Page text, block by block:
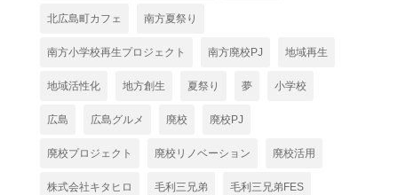
北広島町カフェ 南方夏祭り
南方小学校再生プロジェクト 南方廃校PJ 地域再生
地域活性化 地方創生 夏祭り 夢 小学校
広島 広島グルメ 廃校 廃校PJ
廃校プロジェクト 廃校リノベーション 廃校活用
株式会社キタヒロ 毛利三兄弟 毛利三兄弟FES